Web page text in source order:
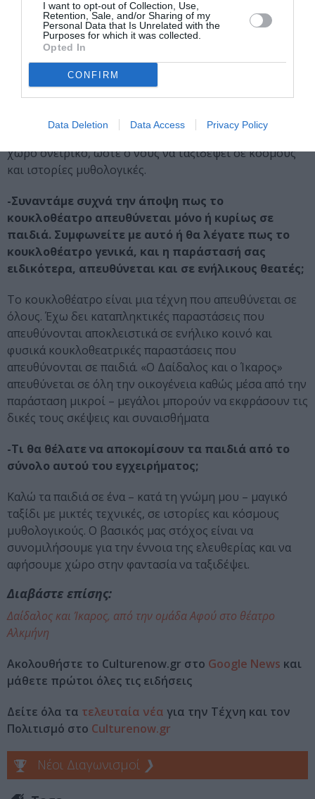
I want to opt-out of Collection, Use,
Retention, Sale, and/or Sharing of my
Personal Data that Is Unrelated with the
Purposes for which it was collected.
Opted In
CONFIRM
Data Deletion Data Access Privacy Policy
τρισδιάστατες χάρτινες κούκλες και αντικείμενα σε
αναδυόμενες και εναλλασσόμενες σκηνές. Η συμβολή
του εικαστικού Παύλου Νικολακόπουλου στην
αισθητική κατεύθυνση είναι μεγάλη καθώς επίσης και
της Ευρυδίκης Πεμούση, της μητέρας μου, η οποία
είναι χειροτέχνις και κατασκευάζει τις κούκλες και τα
αντικείμενα που θα δείτε. Επίσης, οι ιδιαίτεροι
χώρο ονειρικό, ώστε ο νους να ταξιδέψει σε κόσμους
και ιστορίες μυθολογικές.
-Συναντάμε συχνά την άποψη πως το
κουκλοθέατρο απευθύνεται μόνο ή κυρίως σε
παιδιά. Συμφωνείτε με αυτό ή θα λέγατε πως το
κουκλοθέατρο γενικά, και η παράστασή σας
ειδικότερα, απευθύνεται και σε ενήλικους θεατές;
Το κουκλοθέατρο είναι μια τέχνη που απευθύνεται σε
όλους. Έχω δει καταπληκτικές παραστάσεις που
απευθύνονται αποκλειστικά σε ενήλικο κοινό και
φυσικά κουκλοθεατρικές παραστάσεις που
απευθύνονται σε παιδιά. «Ο Δαίδαλος και ο Ίκαρος»
απευθύνεται σε όλη την οικογένεια καθώς μέσα από την
παράσταση μικροί – μεγάλοι μπορούν να εκφράσουν τις
δικές τους σκέψεις και συναισθήματα
-Τι θα θέλατε να αποκομίσουν τα παιδιά από το
σύνολο αυτού του εγχειρήματος;
Καλώ τα παιδιά σε ένα – κατά τη γνώμη μου – μαγικό
ταξίδι με μικτές τεχνικές, σε ιστορίες και κόσμους
μυθολογικούς. Ο βασικός μας στόχος είναι να
συνομιλήσουμε για την έννοια της ελευθερίας και να
αφήσουμε χώρο στην φαντασία να ταξιδέψει.
Διαβάστε επίσης:
Δαίδαλος και Ίκαρος, από την ομάδα Αφού στο θέατρο
Αλκμήνη
Ακολουθήστε το Culturenow.gr στο Google News και
μάθετε πρώτοι όλες τις ειδήσεις
Δείτε όλα τα τελευταία νέα για την Τέχνη και τον
Πολιτισμό στο Culturenow.gr
Νέοι Διαγωνισμοί ❯